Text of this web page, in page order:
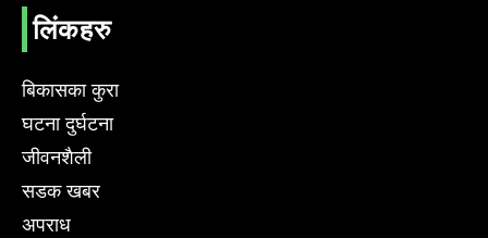
लिंकहरु
बिकासका कुरा
घटना दुर्घटना
जीवनशैली
सडक खबर
अपराध